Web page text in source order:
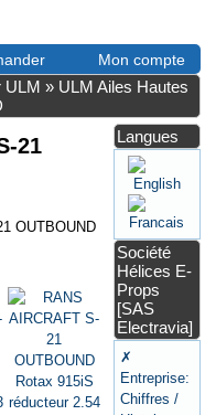
Mon compte
ULM » ULM Ailes Hautes
21
OUTBOUND
Langues
Société
Hélices E-
Props
[SAS
Electravia]
✗
Entreprise:
Chiffres /